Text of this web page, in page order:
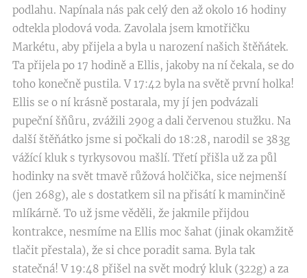
podlahu. Napínala nás pak celý den až okolo 16 hodiny
odtekla plodová voda. Zavolala jsem kmotřičku
Markétu, aby přijela a byla u narození našich štěňátek.
Ta přijela po 17 hodině a Ellis, jakoby na ní čekala, se do
toho konečně pustila. V 17:42 byla na světě první holka!
Ellis se o ní krásně postarala, my jí jen podvázali
pupeční šňůru, zvážili 290g a dali červenou stužku. Na
další štěňátko jsme si počkali do 18:28, narodil se 383g
vážící kluk s tyrkysovou mašlí. Třetí přišla už za půl
hodinky na svět tmavě růžová holčička, sice nejmenší
(jen 268g), ale s dostatkem sil na přisátí k maminčině
mlíkárně. To už jsme věděli, že jakmile přijdou
kontrakce, nesmíme na Ellis moc šahat (jinak okamžitě
tlačit přestala), že si chce poradit sama. Byla tak
statečná! V 19:48 přišel na svět modrý kluk (322g) a za